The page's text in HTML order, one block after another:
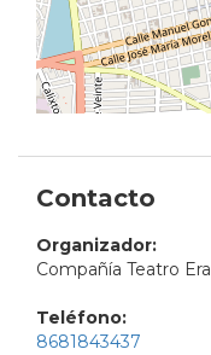
Contacto
Organizador:
Compañía Teatro Era
Teléfono:
8681843437